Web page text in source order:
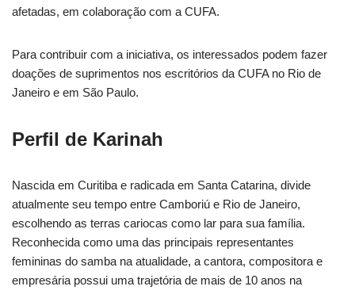
afetadas, em colaboração com a CUFA.
Para contribuir com a iniciativa, os interessados podem fazer
doações de suprimentos nos escritórios da CUFA no Rio de
Janeiro e em São Paulo.
Perfil de Karinah
Nascida em Curitiba e radicada em Santa Catarina, divide
atualmente seu tempo entre Camboriú e Rio de Janeiro,
escolhendo as terras cariocas como lar para sua família.
Reconhecida como uma das principais representantes
femininas do samba na atualidade, a cantora, compositora e
empresária possui uma trajetória de mais de 10 anos na